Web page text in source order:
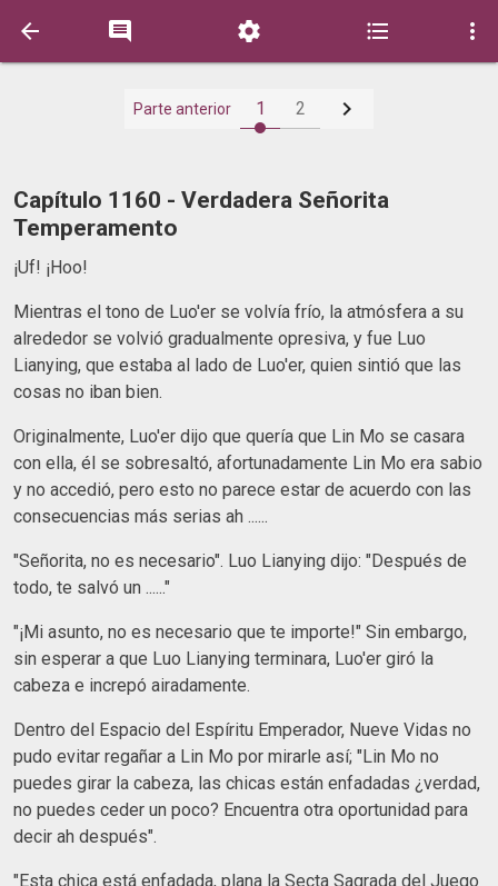
    
Parte anterior 1 2 
Capítulo 1160 - Verdadera Señorita
Temperamento
¡Uf! ¡Hoo!
Mientras el tono de Luo'er se volvía frío, la atmósfera a su
alrededor se volvió gradualmente opresiva, y fue Luo
Lianying, que estaba al lado de Luo'er, quien sintió que las
cosas no iban bien.
Originalmente, Luo'er dijo que quería que Lin Mo se casara
con ella, él se sobresaltó, afortunadamente Lin Mo era sabio
y no accedió, pero esto no parece estar de acuerdo con las
consecuencias más serias ah ......
"Señorita, no es necesario". Luo Lianying dijo: "Después de
todo, te salvó un ......"
"¡Mi asunto, no es necesario que te importe!" Sin embargo,
sin esperar a que Luo Lianying terminara, Luo'er giró la
cabeza e increpó airadamente.
Dentro del Espacio del Espíritu Emperador, Nueve Vidas no
pudo evitar regañar a Lin Mo por mirarle así; "Lin Mo no
puedes girar la cabeza, las chicas están enfadadas ¿verdad,
no puedes ceder un poco? Encuentra otra oportunidad para
decir ah después".
"Esta chica está enfadada, plana la Secta Sagrada del Juego